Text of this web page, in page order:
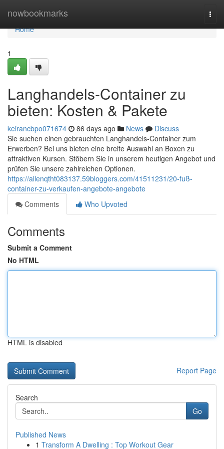
nowbookmarks
Home
Home
1
Langhandels-Container zu
bieten: Kosten & Pakete
keirancbpo071674 86 days ago News
Discuss
Sie suchen einen gebrauchten Langhandels-Container zum
Erwerben? Bei uns bieten eine breite Auswahl an Boxen zu
attraktiven Kursen. Stöbern Sie in unserem heutigen Angebot und
prüfen Sie unsere zahlreichen Optionen.
https://allenqtht083137.59bloggers.com/41511231/20-fuß-
container-zu-verkaufen-angebote-angebote
Comments
Who Upvoted
Comments
Submit a Comment
No HTML
HTML is disabled
Report Page
Search
Go
Published News
1 Transform A Dwelling : Top Workout Gear